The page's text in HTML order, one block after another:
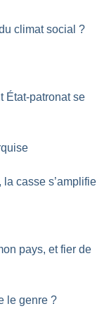
climat social ?
État-patronat se
casse s’amplifie
pays, et fier de
le genre ?